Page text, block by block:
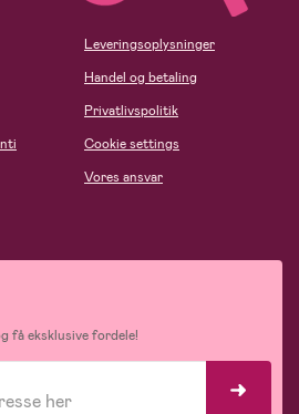
Leveringsoplysninger
Handel og betaling
Privatlivspolitik
Cookie settings
Vores ansvar
få eksklusive fordele!